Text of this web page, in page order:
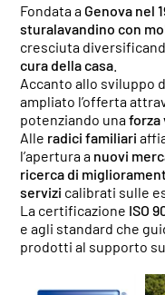
Fondata a Genova nel
sturalavandino con
cresciuta
cura della casa
Accanto allo sviluppo
ampliato l’offerta
potenziando unaforza
Alle radici familiari
l’apertura a nuovi
ricerca di
servizi calibrati sulle
La certificazione ISO
e agli standard che
prodotti al supporto